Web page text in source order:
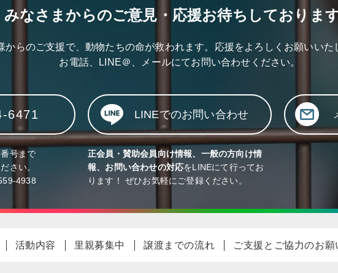
みなさまからのご意見・応援お待ちしております
からのご支援で、動物たちの命が救われます。応援をよろしくお願いいた
お電話、LINE＠、メールにてお問い合わせください。
6471
号まで
さい。
4938
LINEでのお問い合わせ
正会員・賛助会員向け情報、一般の方向け情
報、お問い合わせの対応をLINEにて行ってお
ります！ ぜひお気軽にご登録ください。
活動内容 里親募集中 譲渡までの流れ ご支援とご協力のお願